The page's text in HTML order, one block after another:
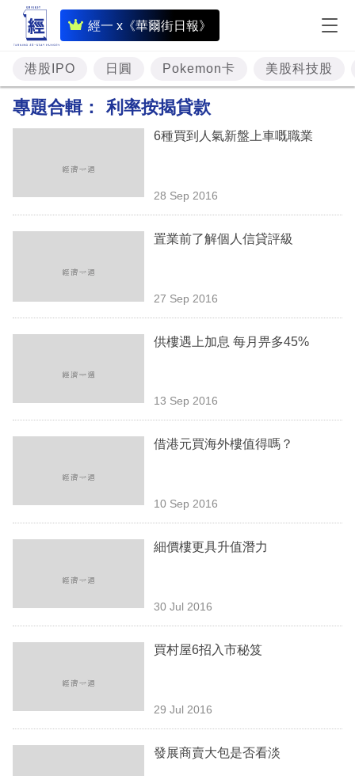
經一 x《華爾街日報》
即
時
財
經
資
樓
技
欄
區
港股IPO 日圓 Pokemon卡 美股科技股
專題合輯： 利率按揭貸款
6種買到人氣新盤上車嘅職業
28 Sep 2016
置業前了解個人信貸評級
27 Sep 2016
供樓遇上加息 每月畀多45%
13 Sep 2016
借港元買海外樓值得嗎？
10 Sep 2016
細價樓更具升值潛力
30 Jul 2016
買村屋6招入市秘笈
29 Jul 2016
發展商賣大包是否看淡